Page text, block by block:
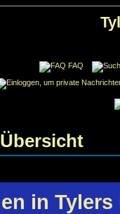
FAQ
in Tylers